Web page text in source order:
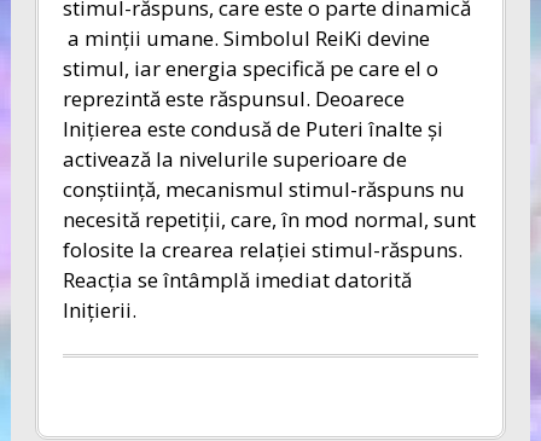
stimul-răspuns, care este o parte dinamică
a minţii umane. Simbolul ReiKi devine
stimul, iar energia specifică pe care el o
reprezintă este răspunsul. Deoarece
Iniţierea este condusă de Puteri înalte şi
activează la nivelurile superioare de
conştiinţă, mecanismul stimul-răspuns nu
necesită repetiţii, care, în mod normal, sunt
folosite la crearea relaţiei stimul-răspuns.
Reacţia se întâmplă imediat datorită
Iniţierii.